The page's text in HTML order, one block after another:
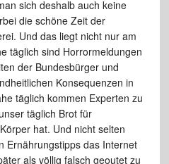
sich deshalb auch keine
die schöne Zeit der
Und das liegt nicht nur am
täglich sind Horrormeldungen
der Bundesbürger und
Konsequenzen in
täglich kommen Experten zu
täglich Brot für
hat. Und nicht selten
Ernährungstipps das Internet
als völlig falsch geoutet zu